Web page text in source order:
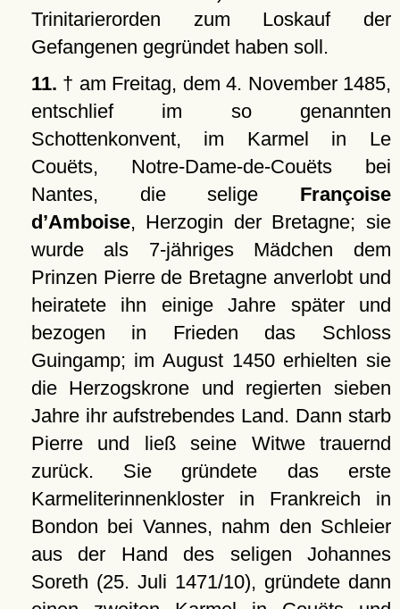
Trinitarierorden zum Loskauf der
Gefangenen gegründet haben soll.
11. † am Freitag, dem 4. November 1485,
entschlief im so genannten
Schottenkonvent, im Karmel in Le
Couëts, Notre-Dame-de-Couëts bei
Nantes, die selige Françoise
d’Amboise, Herzogin der Bretagne; sie
wurde als 7-jähriges Mädchen dem
Prinzen Pierre de Bretagne anverlobt und
heiratete ihn einige Jahre später und
bezogen in Frieden das Schloss
Guingamp; im August 1450 erhielten sie
die Herzogskrone und regierten sieben
Jahre ihr aufstrebendes Land. Dann starb
Pierre und ließ seine Witwe trauernd
zurück. Sie gründete das erste
Karmeliterinnenkloster in Frankreich in
Bondon bei Vannes, nahm den Schleier
aus der Hand des seligen Johannes
Soreth (25. Juli 1471/10), gründete dann